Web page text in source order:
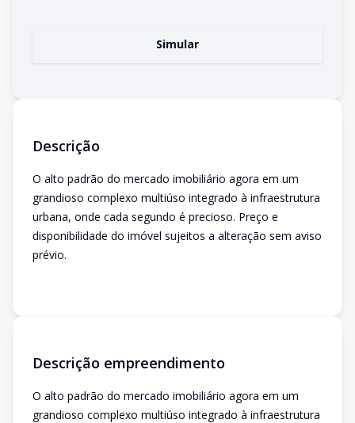
Simular
Descrição
O alto padrão do mercado imobiliário agora em um
grandioso complexo multiúso integrado à infraestrutura
urbana, onde cada segundo é precioso. Preço e
disponibilidade do imóvel sujeitos a alteração sem aviso
prévio.
Descrição empreendimento
O alto padrão do mercado imobiliário agora em um
grandioso complexo multiúso integrado à infraestrutura